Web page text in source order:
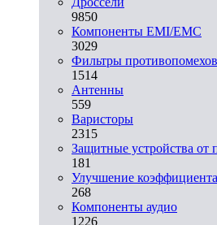
9850
Компоненты EMI/EMC
3029
Фильтры
1514
Антенны
559
Варисторы
2315
Защитные устройства от
181
Улучшение
268
Компоненты аудио
1226